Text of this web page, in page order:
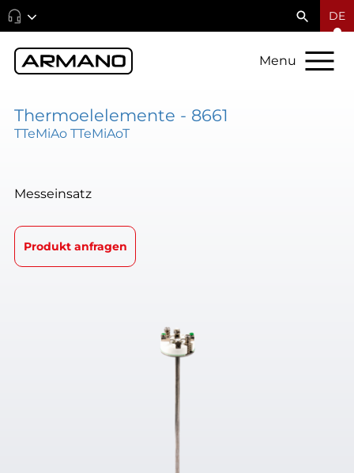
DE
Menu
Thermoelelemente - 8661
TTeMiAo TTeMiAoT
Messeinsatz
Produkt anfragen